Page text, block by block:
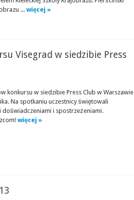
... więcej »
Visegrad w siedzibie Press
konkursu w siedzibie Press Club w Warszawie
Na spotkaniu uczestnicy świętowali
doświadczeniami i spostrzeżeniami.
więcej »